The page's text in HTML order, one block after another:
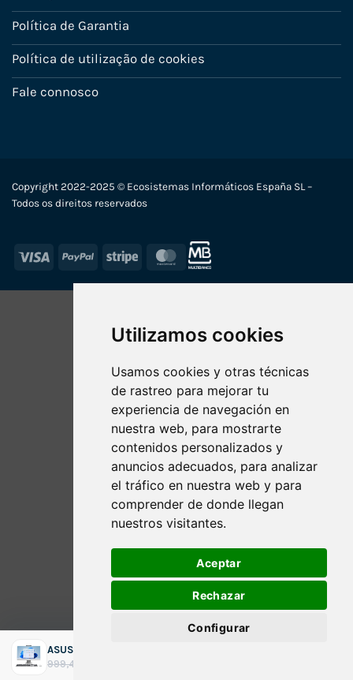
Utilizamos cookies
Usamos cookies y otras técnicas
de rastreo para mejorar tu
experiencia de navegación en
nuestra web, para mostrarte
contenidos personalizados y
anuncios adecuados, para analizar
el tráfico en nuestra web y para
comprender de donde llegan
nuestros visitantes.
Aceptar
Rechazar
Configurar
Política de Garantia
Política de utilização de cookies
Fale connosco
Copyright 2022-2025 © Ecosistemas Informáticos España SL –
Todos os direitos reservados
Visa PayPal Stripe MasterCard
999,40
O
O